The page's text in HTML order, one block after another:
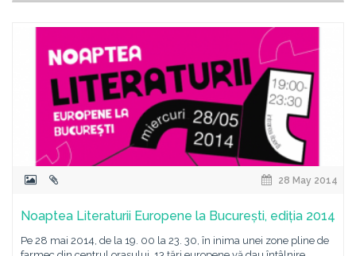
28 May 2014
Noaptea Literaturii Europene la București, ediția 2014
Pe 28 mai 2014, de la 19. 00 la 23. 30, în inima unei zone pline de